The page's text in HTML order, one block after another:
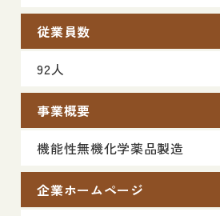
従業員数
92人
事業概要
機能性無機化学薬品製造
企業ホームページ